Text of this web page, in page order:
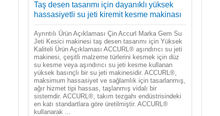
Taş desen tasarımı için dayanıklı yüksek
hassasiyetli su jeti kiremit kesme makinası
Ayrıntılı Ürün Açıklaması Çin Accurl Marka Gem Su
Jeti Kesici makinesi taş desen tasarımı için Yüksek
Kaliteli Ürün Açıklaması ACCURL® aşındırıcı su jeti
makinesi, çeşitli malzeme türlerini kesmek için düz
su kesme veya aşındırıcı su jeti kesme kullanan
yüksek basınçlı bir su jeti makinesidir. ACCURL®,
maksimum hassasiyet ve sağlamlık için tasarlanmış,
ağır hizmet tipi hassas, taşlanmış vidalı bir
sistemdir. ACCURL®, takım tezgahı endüstrisindeki
en katı standartlara göre üretilmiştir. ACCURL®
kullanarak ...